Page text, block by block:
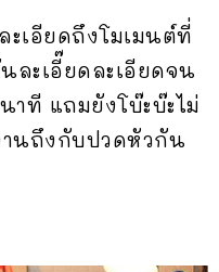
ะเอียดถึงโมเมนต์ที่
ละเอี๊ยดละเอียดจน
าที แถมยังโบ๊ะบ๊ะไม่
นถึงกับปวดหัวกัน